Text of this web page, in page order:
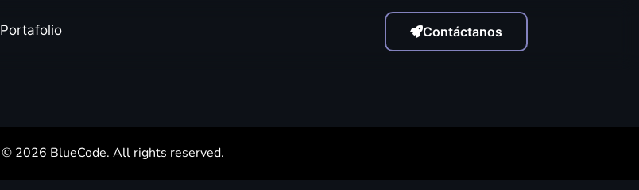
Portafolio Contáctanos
© 2026 BlueCode. All rights reserved.